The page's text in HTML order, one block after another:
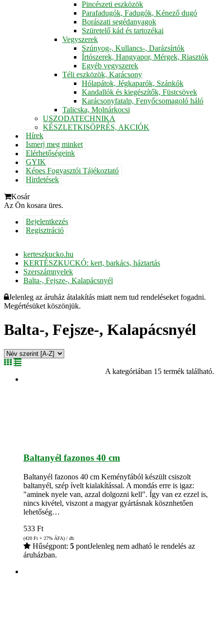
Pincészeti eszközök
Parafadugók, Fadugók, Kénező dugó
Borászati segédanyagok
Szüretelő kád és tartozékai
Vegyszerek
Szúnyog-, Kullancs-, Darázsírtók
Írtószerek, Hangyapor, Mérgek, Riasztók
Egyéb vegyszerek
Téli eszközök, Karácsony
Hólapátok, Jégkaparók, Szánkók
Kandallók és kiegészítők, Füstcsövek
Karácsonyfatalp, Fenyőcsomagoló háló
Talicska, Molnárkocsi
USZODATECHNIKA
KÉSZLETKISÖPRÉS, AKCIÓK
Hírek
Ismerj meg minket
Elérhetőségeink
GYIK
Képes Fogyasztói Tájékoztató
Hirdetések
Kosár
Az Ön kosara üres.
Bejelentkezés
Regisztráció
kerteszkucko.hu
KERTÉSZKUCKÓ: kert, barkács, háztartás
Szerszámnyelek
Balta-, Fejsze-, Kalapácsnyél
Jelenleg az áruház átalakítás miatt nem tud rendeléseket fogadni.
Megértésüket köszönjük.
Balta-, Fejsze-, Kalapácsnyél
A kategóriában 15 termék található.
Baltanyél fazonos 40 cm
Baltanyél fazonos 40 cm Keményfából készült csiszolt
baltanyél, szép ívelt kialakítással. A mondás erre is igaz:
"aminek nyele van, azzal dolgozni kell". Így van ez ezzel is,
nincs kivétel, viszont a magyar gyártásnak kösznhetően
lehetőség…
533 Ft
(420 Ft + 27% ÁFA) / db
Hűségpont: 5 pontJelenleg nem adható le rendelés az
áruházban.